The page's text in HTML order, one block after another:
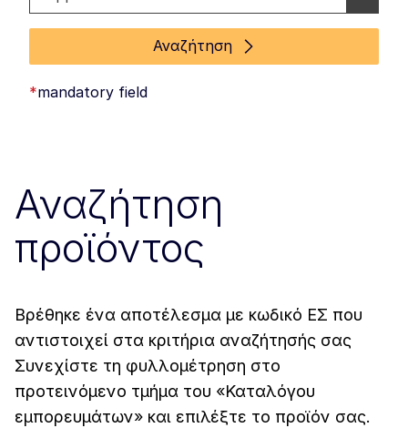
Αναζήτηση
*mandatory field
Αναζήτηση
προϊόντος
Βρέθηκε ένα αποτέλεσμα με κωδικό ΕΣ που
αντιστοιχεί στα κριτήρια αναζήτησής σας
Συνεχίστε τη φυλλομέτρηση στο
προτεινόμενο τμήμα του «Καταλόγου
εμπορευμάτων» και επιλέξτε το προϊόν σας.